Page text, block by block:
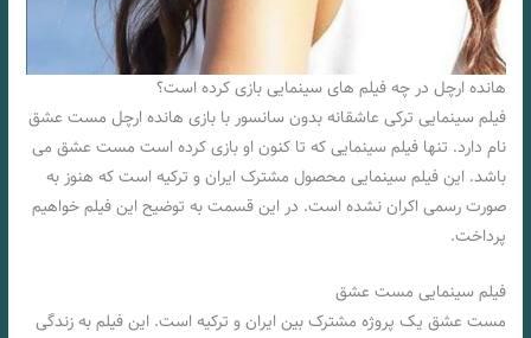
هانده ارچل در چه فیلم های سینمایی بازی کرده است؟
فیلم سینمایی ترکی عاشقانه بدون سانسور با بازی هانده ارچل مست عشق
نام دارد. تنها فیلم سینمایی که تا کنون او بازی کرده است مست عشق می
باشد. این فیلم سینمایی محصول مشترک ایران و ترکیه است که هنوز به
صورت رسمی اکران نشده است. در این قسمت به توضیح این فیلم خواهیم
پرداخت.
فیلم سینمایی مست عشق
مست عشق یک پروژه مشترک بین ایران و ترکیه است. این فیلم به زندگی